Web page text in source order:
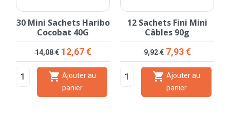
30 Mini Sachets Haribo
Cocobat 40G
Prix de base
14,08 € Prix
12,67 €
 Ajouter au
panier
12 Sachets Fini Mini
Câbles 90g
Prix de base
9,92 € Prix
7,93 €
 Ajouter au
panier